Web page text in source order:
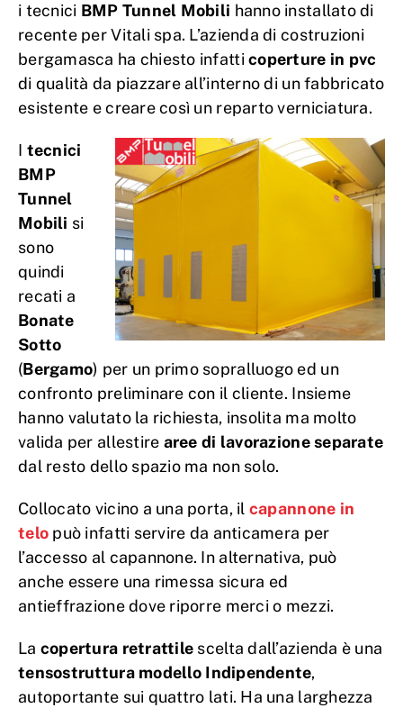
i tecnici BMP Tunnel Mobili hanno installato di
recente per Vitali spa. L’azienda di costruzioni
bergamasca ha chiesto infatticoperture in pvc
di qualità da piazzare all’interno di un fabbricato
esistente e creare così un reparto verniciatura.
I tecnici
BMP
Tunnel
Mobili si
sono
quindi
recati a
Bonate
Sotto
(Bergamo) per un primo sopralluogo ed un
confronto preliminare con il cliente. Insieme
hanno valutato la richiesta, insolita ma molto
valida per allestire aree di lavorazione separate
dal resto dello spazio ma non solo.
Collocato vicino a una porta, il capannone in
telo può infatti servire da anticamera per
l’accesso al capannone. In alternativa, può
anche essere una rimessa sicura ed
antieffrazione dove riporre merci o mezzi.
La copertura retrattile scelta dall’azienda è una
tensostruttura modello Indipendente,
autoportante sui quattro lati. Ha una larghezza